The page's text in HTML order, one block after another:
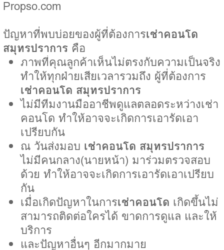
Propso.com
ปัญหาที่พบบ่อยของผู้ที่ต้องการเช่าคอนโด
สมุทรปราการ คือ
ภาพที่คุณลูกค้าเห็นไม่ตรงกับความเป็นจริง
ทำให้ทุกฝ่ายเสียเวลารวมถึง ผู้ที่ต้องการ
เช่าคอนโด สมุทรปราการ
ไม่มีทีมงานมืออาชีพดูแลตลอดระหว่างเช่า
คอนโด ทำให้อาจจะเกิดการเอารัดเอา
เปรียบกัน
ณ วันส่งมอบ เช่าคอนโด สมุทรปราการ
ไม่มีคนกลาง(นายหน้า) มาร่วมตรวจสอบ
ด้วย ทำให้อาจจะเกิดการเอารัดเอาเปรียบ
กัน
เมื่อเกิดปัญหาในการเช่าคอนโด เกิดขึ้นไม่
สามารถติดต่อใครได้ ขาดการดูแล และให้
บริการ
และปัญหาอื่นๆ อีกมากมาย